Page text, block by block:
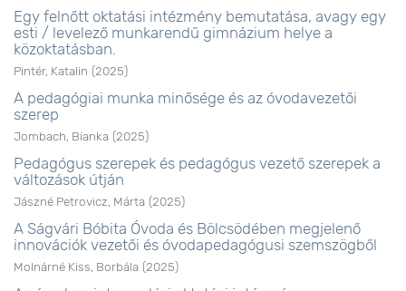
Egy felnőtt oktatási intézmény bemutatása, avagy egy
esti / levelező munkarendű gimnázium helye a
közoktatásban.
Pintér, Katalin (2025)
A pedagógiai munka minősége és az óvodavezetői
szerep
Jombach, Bianka (2025)
Pedagógus szerepek és pedagógus vezető szerepek a
változások útján
Jászné Petrovicz, Márta (2025)
A Ságvári Bóbita Óvoda és Bölcsödében megjelenő
innovációk vezetői és óvodapedagógusi szemszögből
Molnárné Kiss, Borbála (2025)